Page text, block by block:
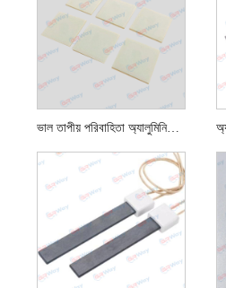
ভাল তাপীয় পরিবাহিতা অ্যালুমিনিয়াম নাইট্রাইড প্লেট আইন